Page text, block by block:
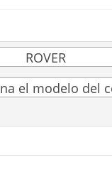
ROVER
el modelo del